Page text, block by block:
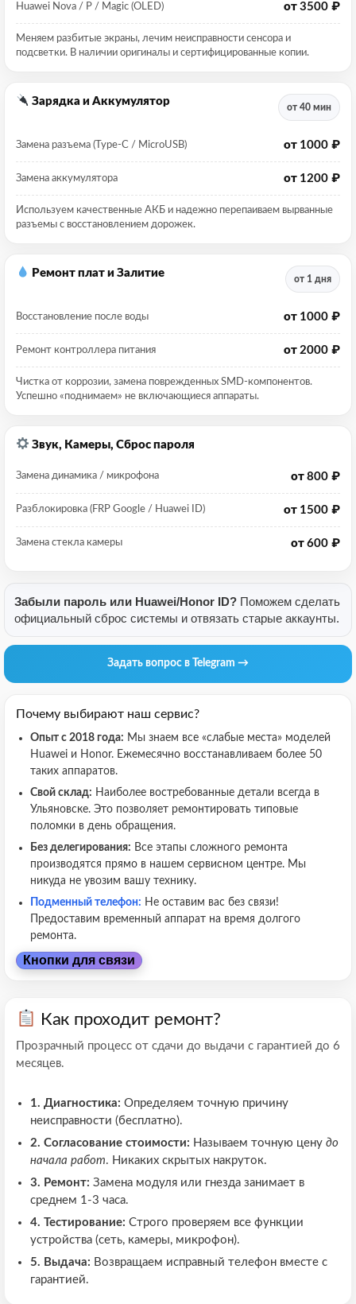
Huawei Nova / P / Magic (OLED) от 3500 ₽
Меняем разбитые экраны, лечим неисправности сенсора и
подсветки. В наличии оригиналы и сертифицированные копии.
Зарядка и Аккумулятор
от 40 мин
Замена разъема (Type-C / MicroUSB) от 1000 ₽
Замена аккумулятора от 1200 ₽
Используем качественные АКБ и надежно перепаиваем вырванные
разъемы с восстановлением дорожек.
Ремонт плат и Залитие
от 1 дня
Восстановление после воды от 1000 ₽
Ремонт контроллера питания от 2000 ₽
Чистка от коррозии, замена поврежденных SMD-компонентов.
Успешно «поднимаем» не включающиеся аппараты.
Звук, Камеры, Сброс пароля
Замена динамика / микрофона от 800 ₽
Разблокировка (FRP Google / Huawei ID) от 1500 ₽
Замена стекла камеры от 600 ₽
Забыли пароль или Huawei/Honor ID? Поможем сделать
официальный сброс системы и отвязать старые аккаунты.
Задать вопрос в Telegram →
Почему выбирают наш сервис?
Опыт с 2018 года: Мы знаем все «слабые места» моделей
Huawei и Honor. Ежемесячно восстанавливаем более 50
таких аппаратов.
Свой склад: Наиболее востребованные детали всегда в
Ульяновске. Это позволяет ремонтировать типовые
поломки в день обращения.
Без делегирования: Все этапы сложного ремонта
производятся прямо в нашем сервисном центре. Мы
никуда не увозим вашу технику.
Подменный телефон: Не оставим вас без связи!
Предоставим временный аппарат на время долгого
ремонта.
Кнопки для связи
Как проходит ремонт?
Прозрачный процесс от сдачи до выдачи с гарантией до 6
месяцев.
1. Диагностика: Определяем точную причину
неисправности (бесплатно).
2. Согласование стоимости: Называем точную цену до
начала работ. Никаких скрытых накруток.
3. Ремонт: Замена модуля или гнезда занимает в
среднем 1-3 часа.
4. Тестирование: Строго проверяем все функции
устройства (сеть, камеры, микрофон).
5. Выдача: Возвращаем исправный телефон вместе с
гарантией.